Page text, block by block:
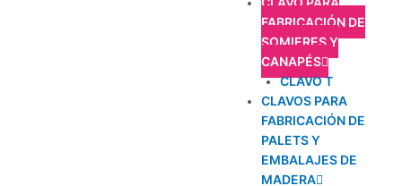
FABRICACIÓN DE
SOMIERES Y
CANAPÉS
CLAVO T
CLAVOS PARA
FABRICACIÓN DE
PALETS Y
EMBALAJES DE
MADERA